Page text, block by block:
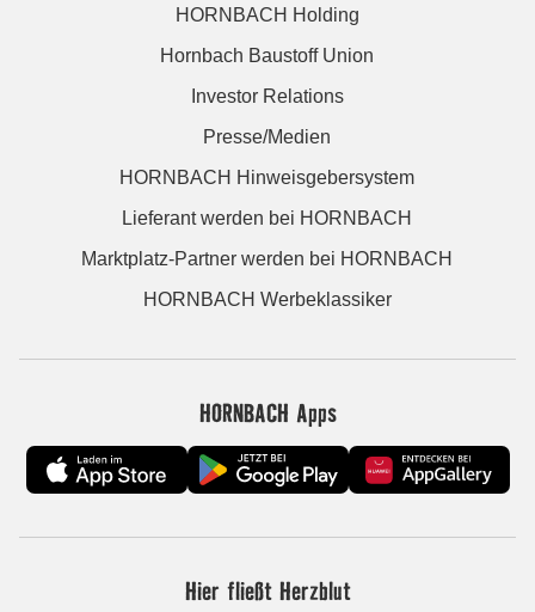
HORNBACH Holding
Hornbach Baustoff Union
Investor Relations
Presse/Medien
HORNBACH Hinweisgebersystem
Lieferant werden bei HORNBACH
Marktplatz-Partner werden bei HORNBACH
HORNBACH Werbeklassiker
HORNBACH Apps
Hier fließt Herzblut